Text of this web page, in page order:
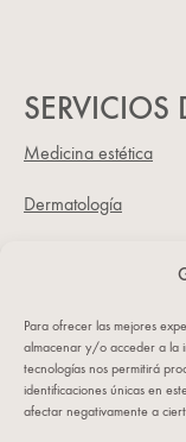
Para ofrecer las mejores
almacenar y/o acceder a la
tecnologías nos permitirá
identificaciones únicas en
afectar negativamente a
SERVICIOS
Medicina estética
Dermatología
NUESTRA
Dónde estamos
C/ Sorní 12, bajo
46004 VALENCIA